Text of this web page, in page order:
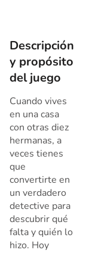
Descripción
y propósito
del juego
Cuando vives
en una casa
con otras diez
hermanas, a
veces tienes
que
convertirte en
un verdadero
detective para
descubrir qué
falta y quién lo
hizo. Hoy